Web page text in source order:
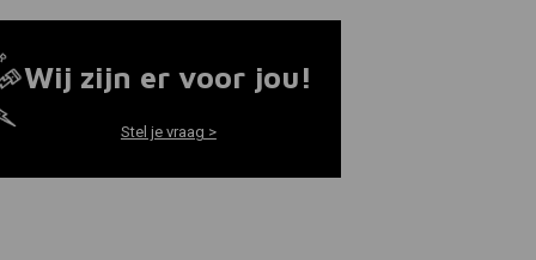
Wij zijn er voor jou!
Stel je vraag >